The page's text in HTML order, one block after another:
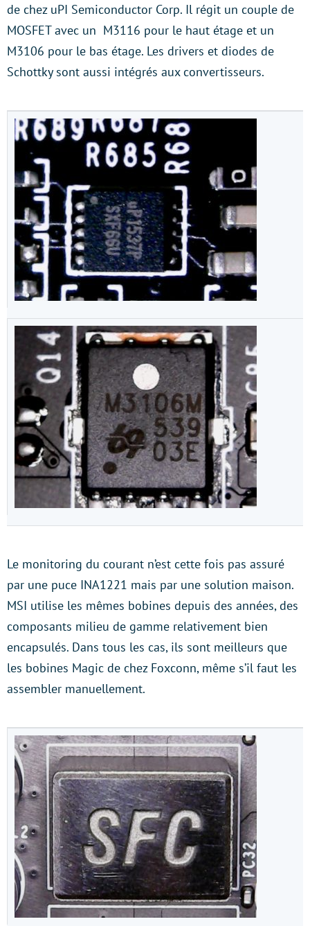
de chez uPI Semiconductor Corp. Il régit un couple de
MOSFET avec un M3116 pour le haut étage et un
M3106 pour le bas étage. Les drivers et diodes de
Schottky sont aussi intégrés aux convertisseurs.
Le monitoring du courant n’est cette fois pas assuré
par une puce INA1221 mais par une solution maison.
MSI utilise les mêmes bobines depuis des années, des
composants milieu de gamme relativement bien
encapsulés. Dans tous les cas, ils sont meilleurs que
les bobines Magic de chez Foxconn, même s’il faut les
assembler manuellement.